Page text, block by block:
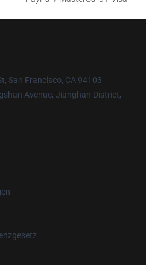
San Francisco, CA 94103
Avenue, Jianghan District,